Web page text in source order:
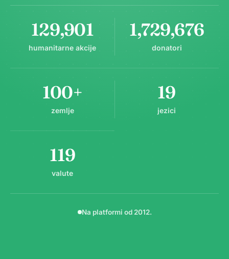
129,901
humanitarne akcije
1,729,676
donatori
100+
zemlje
19
jezici
119
valute
Na platformi od 2012.